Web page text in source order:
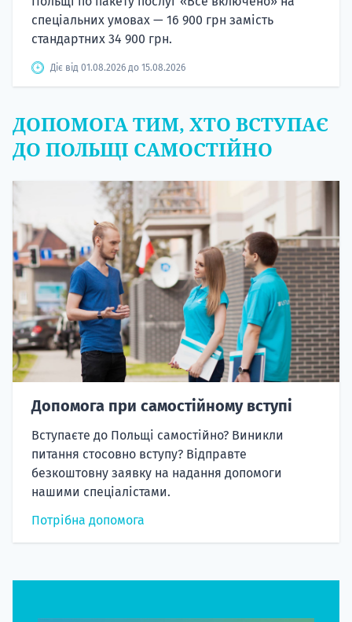
спеціальних умовах — 16 900 грн замість
стандартних 34 900 грн.
Діє від 01.08.2026 до 15.08.2026
ДОПОМОГА ТИМ, ХТО ВСТУПАЄ
ДО ПОЛЬЩІ САМОСТІЙНО
Допомога при самостійному вступі
Вступаєте до Польщі самостійно? Виникли
питання стосовно вступу? Відправте
безкоштовну заявку на надання допомоги
нашими спеціалістами.
Потрібна допомога